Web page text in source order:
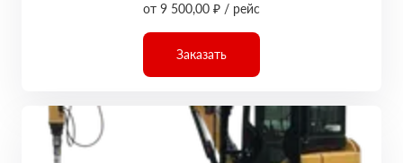
от 9 500,00 ₽ / рейс
Заказать